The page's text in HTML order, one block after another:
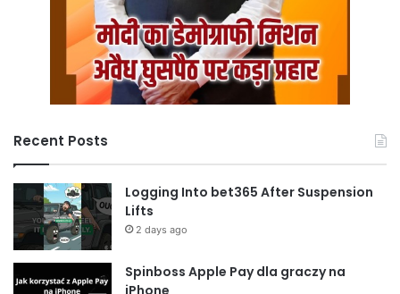
Recent Posts
Logging Into bet365 After Suspension
Lifts
2 days ago
Spinboss Apple Pay dla graczy na